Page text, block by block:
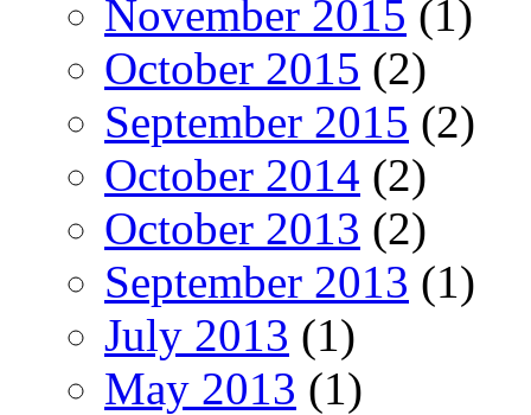
November 2015 (1)
October 2015 (2)
September 2015 (2)
October 2014 (2)
October 2013 (2)
September 2013 (1)
July 2013 (1)
May 2013 (1)